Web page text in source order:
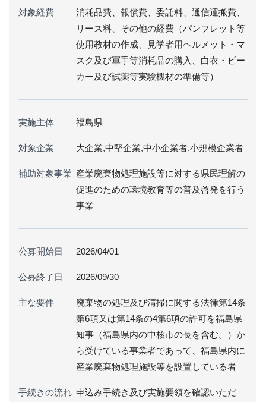
対象経費
消耗品費、報償費、委託料、通信運搬費、
リース料、その他の経費（パンフレット等
使用教材の作成、見学者用ヘルメット・マ
スク及び軍手等消耗品の購入、白衣・ビー
カー及び試薬等実験機材の準備等）
実施主体 福島県
対象企業 大企業,中堅企業,中小企業者,小規模企業者
補助対象事業 産業廃棄物処理施設等に対する県民理解の
促進のための環境教育等の普及啓発を行う
事業
公募開始日 2026/04/01
公募終了日 2026/09/30
主な要件
廃棄物の処理及び清掃に関する法律第14条
第6項又は第14条の4第6項の許可を福島県
知事（福島県内の中核市の長を含む。）か
ら受けている事業者であって、福島県内に
産業廃棄物処理施設等を設置している者
手続きの流れ 申込み手続き及び実施要領を確認いただ